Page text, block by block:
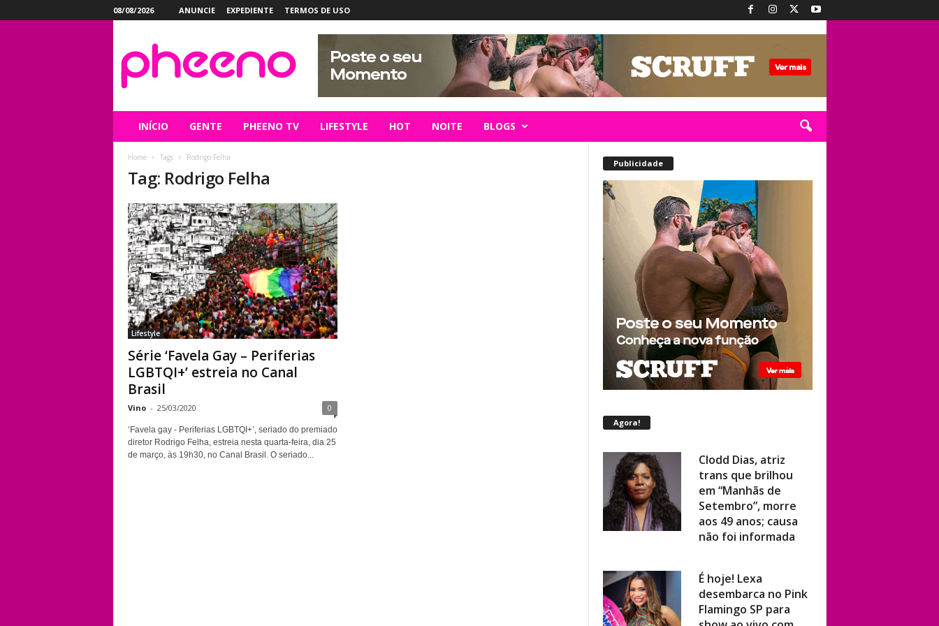
08/08/2026 ANUNCIE EXPEDIENTE TERMOS DE USO
INÍCIO GENTE PHEENO TV LIFESTYLE HOT NOITE BLOGS
Home Tags Rodrigo Felha
Tag: Rodrigo Felha
Lifestyle
Série ‘Favela Gay – Periferias
LGBTQI+’ estreia no Canal
Brasil
Vino - 25/03/2020 0
‘Favela gay - Periferias LGBTQI+’, seriado do premiado
diretor Rodrigo Felha, estreia nesta quarta-feira, dia 25
de março, às 19h30, no Canal Brasil. O seriado...
Publicidade
Agora!
Clodd Dias, atriz
trans que brilhou
em “Manhãs de
Setembro”, morre
aos 49 anos; causa
não foi informada
É hoje! Lexa
desembarca no Pink
Flamingo SP para
show ao vivo com